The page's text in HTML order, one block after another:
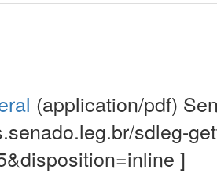
(application/pdf)
sdleg-
]